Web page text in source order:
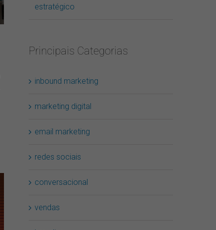
estratégico
Principais Categorias
inbound marketing
marketing digital
email marketing
redes sociais
conversacional
vendas